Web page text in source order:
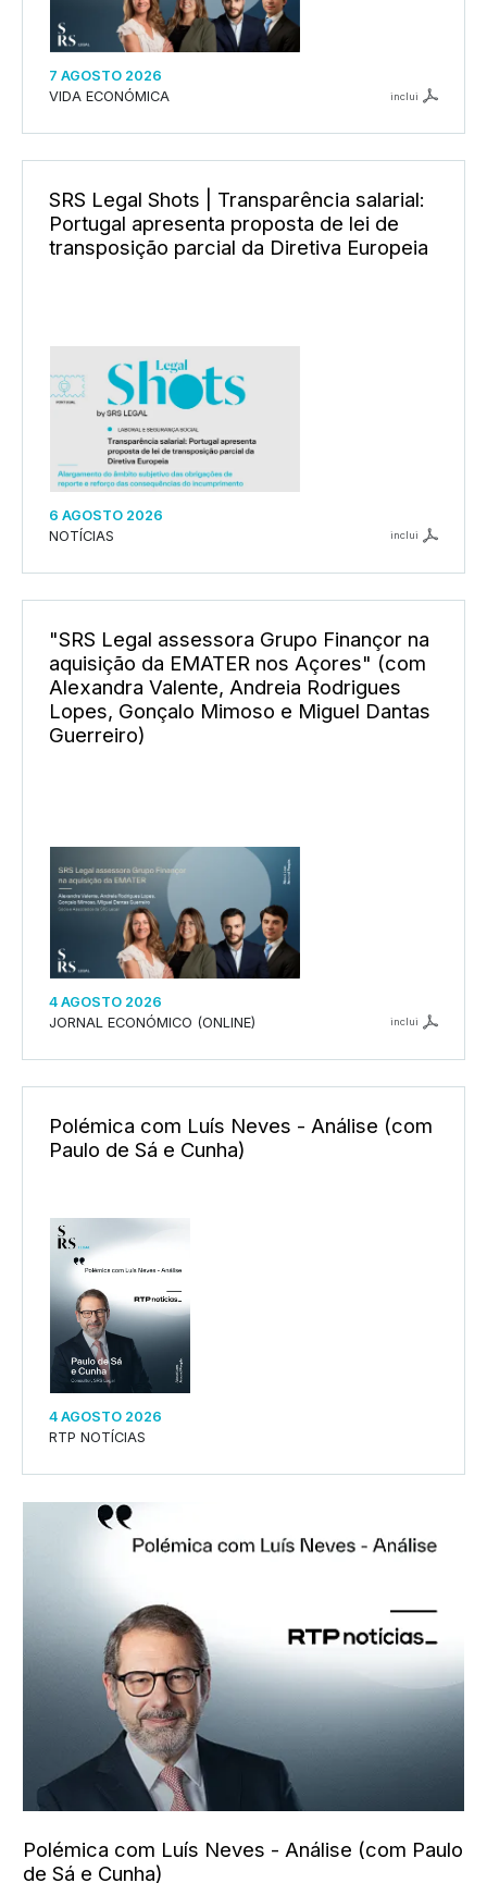
7 AGOSTO 2026
VIDA ECONÓMICA
inclui
SRS Legal Shots | Transparência salarial:
Portugal apresenta proposta de lei de
transposição parcial da Diretiva Europeia
6 AGOSTO 2026
NOTÍCIAS
inclui
"SRS Legal assessora Grupo Finançor na
aquisição da EMATER nos Açores" (com
Alexandra Valente, Andreia Rodrigues
Lopes, Gonçalo Mimoso e Miguel Dantas
Guerreiro)
4 AGOSTO 2026
JORNAL ECONÓMICO (ONLINE)
inclui
Polémica com Luís Neves - Análise (com
Paulo de Sá e Cunha)
4 AGOSTO 2026
RTP NOTÍCIAS
Polémica com Luís Neves - Análise (com Paulo
de Sá e Cunha)